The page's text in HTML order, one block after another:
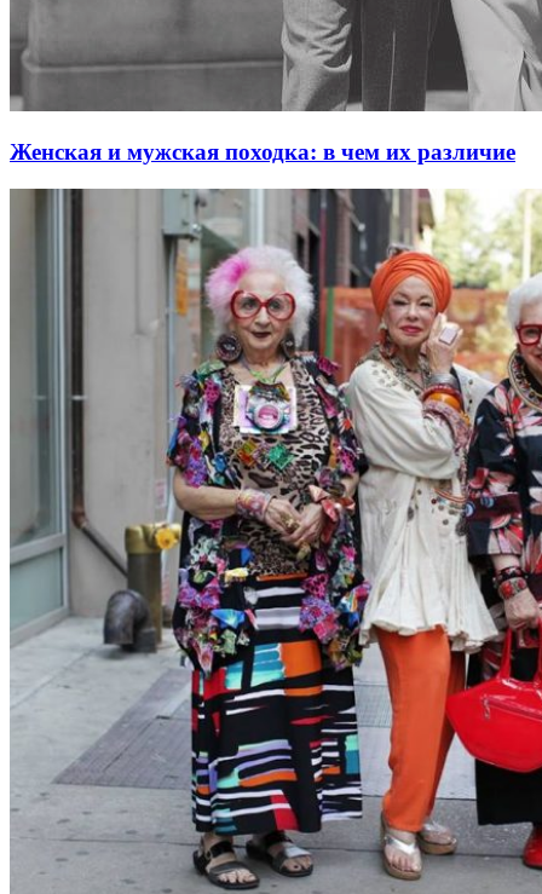
Женская и мужская походка: в чем их различие